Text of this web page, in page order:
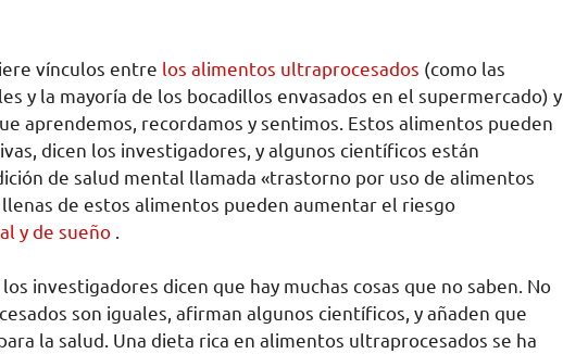
vínculos entre los alimentos ultraprocesados ​​(como las
y la mayoría de los bocadillos envasados ​​en el supermercado) y
aprendemos, recordamos y sentimos. Estos alimentos pueden
dicen los investigadores, y algunos científicos están
de salud mental llamada «trastorno por uso de alimentos
de estos alimentos pueden aumentar el riesgo
y de sueño
investigadores dicen que hay muchas cosas que no saben. No
​​son iguales, afirman algunos científicos, y añaden que
la salud. Una dieta rica en alimentos ultraprocesados ​​se ha